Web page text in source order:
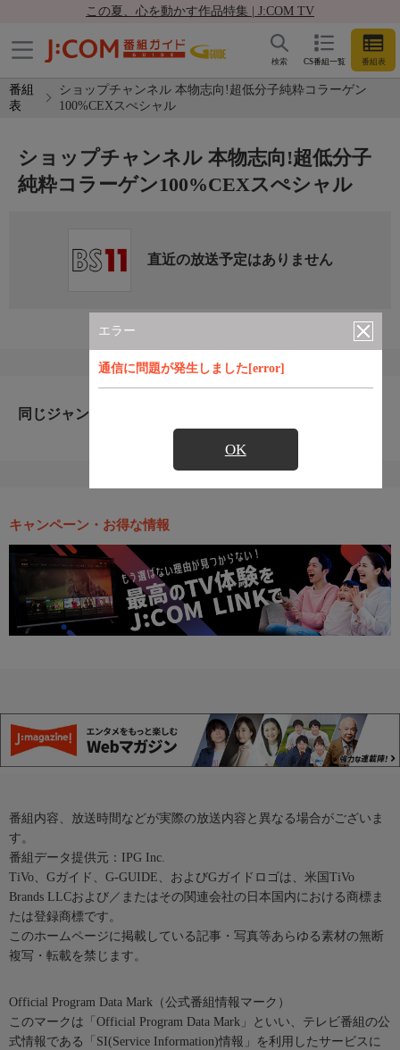
この夏、心を動かす作品特集 | J:COM TV
CS番組一覧 番組表
検索
番組
表
ショップチャンネル 本物志向!超低分子純粋コラーゲン
100%CEXスぺシャル
エラー
通信に問題が発生しました[error]
OK
ショップチャンネル 本物志向!超低分子
純粋コラーゲン100%CEXスぺシャル
直近の放送予定はありません
同じジャンルのおすすめ番組
キャンペーン・お得な情報
番組内容、放送時間などが実際の放送内容と異なる場合がございま
す。
番組データ提供元：IPG Inc.
TiVo、Gガイド、G-GUIDE、およびGガイドロゴは、米国TiVo
Brands LLCおよび／またはその関連会社の日本国内における商標ま
たは登録商標です。
このホームページに掲載している記事・写真等あらゆる素材の無断
複写・転載を禁じます。
Official Program Data Mark（公式番組情報マーク）
このマークは「Official Program Data Mark」といい、テレビ番組の公
式情報である「SI(Service Information)情報」を利用したサービスに